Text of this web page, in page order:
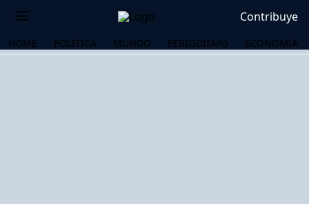
Contribuye
HOME POLÍTICA MUNDO PERIODISMO ECONOMÍA